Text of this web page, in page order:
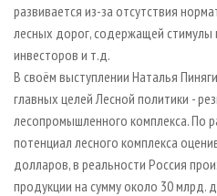
развивается из-за отсутствия
лесных дорог, содержащей
инвесторов и т.д.
В своём выступлении Наталья
главных целей Лесной политики -
лесопромышленного комплекса. По
потенциал лесного комплекса
долларов, в реальности Россия
продукции на сумму около 30 млрд.